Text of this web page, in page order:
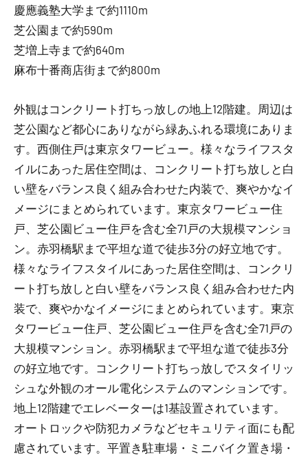
慶應義塾大学まで約1110m
芝公園まで約590m
芝増上寺まで約640m
麻布十番商店街まで約800m
外観はコンクリート打ちっ放しの地上12階建。周辺は
芝公園など都心にありながら緑あふれる環境にありま
す。西側住戸は東京タワービュー。様々なライフスタ
イルにあった居住空間は、コンクリート打ち放しと白
い壁をバランス良く組み合わせた内装で、爽やかなイ
メージにまとめられています。東京タワービュー住
戸、芝公園ビュー住戸を含む全71戸の大規模マンショ
ン。赤羽橋駅まで平坦な道で徒歩3分の好立地です。
様々なライフスタイルにあった居住空間は、コンクリ
ート打ち放しと白い壁をバランス良く組み合わせた内
装で、爽やかなイメージにまとめられています。東京
タワービュー住戸、芝公園ビュー住戸を含む全71戸の
大規模マンション。赤羽橋駅まで平坦な道で徒歩3分
の好立地です。コンクリート打ちっ放しでスタイリッ
シュな外観のオール電化システムのマンションです。
地上12階建でエレベーターは1基設置されています。
オートロックや防犯カメラなどセキュリティ面にも配
慮されています。平置き駐車場・ミニバイク置き場・